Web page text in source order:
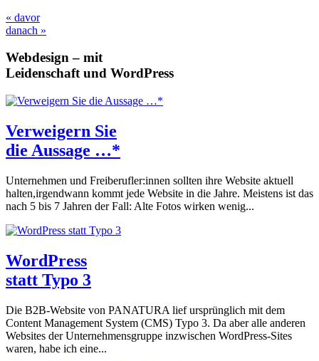
« davor
danach »
Webdesign – mit
Leidenschaft und WordPress
Verweigern Sie
die Aussage …*
Unternehmen und Freiberufler:innen sollten ihre Website aktuell
halten,irgendwann kommt jede Website in die Jahre. Meistens ist das
nach 5 bis 7 Jahren der Fall: Alte Fotos wirken wenig...
WordPress
statt Typo 3
Die B2B-Website von PANATURA lief ursprünglich mit dem
Content Management System (CMS) Typo 3. Da aber alle anderen
Websites der Unternehmensgruppe inzwischen WordPress-Sites
waren, habe ich eine...